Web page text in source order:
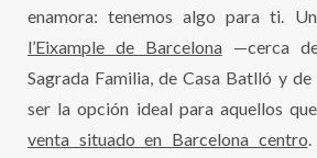
enamora: tenemos algo para ti. Un
l’Eixample de Barcelona—cerca
Sagrada Familia, de Casa Batlló y
ser la opción ideal para aquellos
venta situado en Barcelona centro